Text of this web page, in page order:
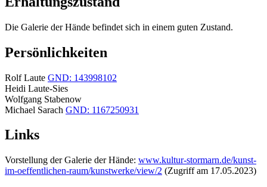
Die Galerie der Hände befindet sich in einem guten Zustand.
Persönlichkeiten
Rolf Laute GND: 143998102
Heidi Laute-Sies
Wolfgang Stabenow
Michael Sarach GND: 1167250931
Links
Vorstellung der Galerie der Hände: www.kultur-stormarn.de/kunst-
im-oeffentlichen-raum/kunstwerke/view/2 (Zugriff am 17.05.2023)